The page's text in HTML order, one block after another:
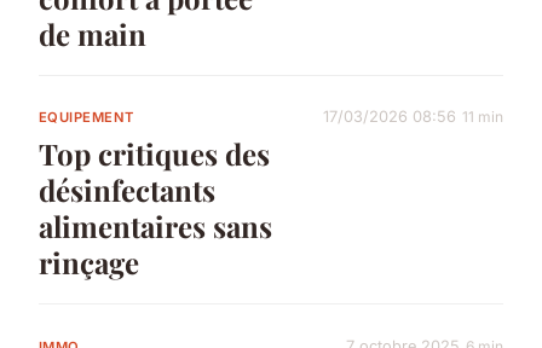
de main
EQUIPEMENT
Top critiques des
désinfectants
alimentaires sans
rinçage
17/03/2026 08:56 11 min